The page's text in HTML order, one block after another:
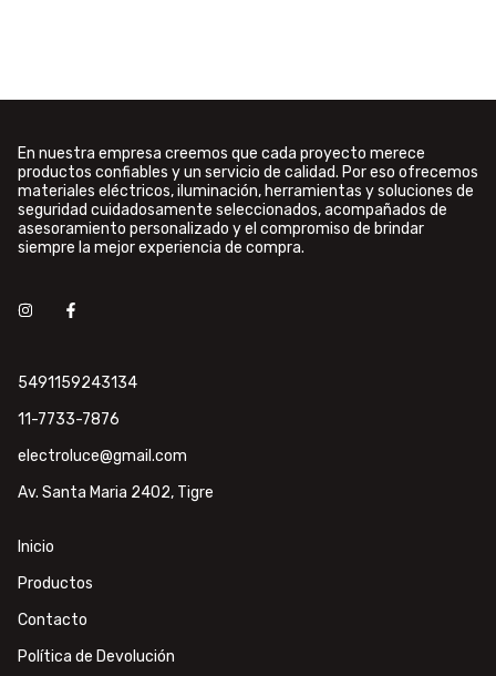
En nuestra empresa creemos que cada proyecto merece
productos confiables y un servicio de calidad. Por eso ofrecemos
materiales eléctricos, iluminación, herramientas y soluciones de
seguridad cuidadosamente seleccionados, acompañados de
asesoramiento personalizado y el compromiso de brindar
siempre la mejor experiencia de compra.
5491159243134
11-7733-7876
electroluce@gmail.com
Av. Santa Maria 2402, Tigre
Inicio
Productos
Contacto
Política de Devolución